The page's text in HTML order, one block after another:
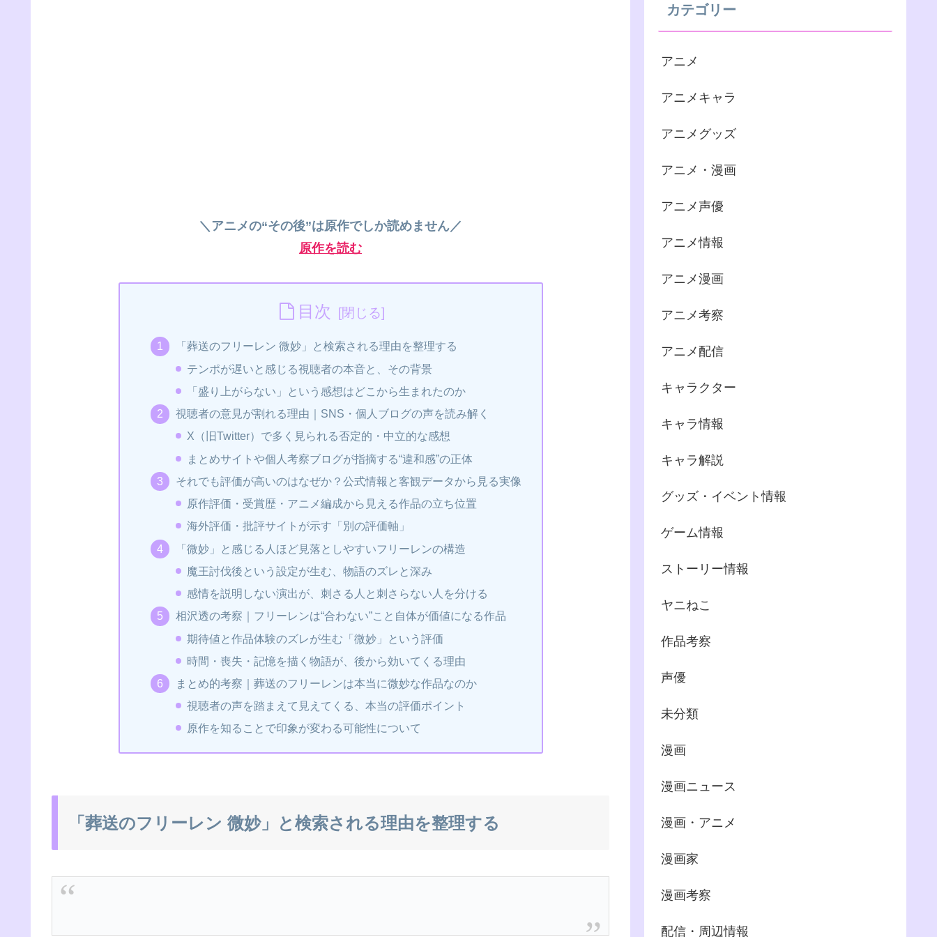
＼アニメの“その後”は原作でしか読めません／
原作を読む
目次
「葬送のフリーレン 微妙」と検索される理由を整理する
テンポが遅いと感じる視聴者の本音と、その背景
「盛り上がらない」という感想はどこから生まれたのか
視聴者の意見が割れる理由｜SNS・個人ブログの声を読み解く
X（旧Twitter）で多く見られる否定的・中立的な感想
まとめサイトや個人考察ブログが指摘する“違和感”の正体
それでも評価が高いのはなぜか？公式情報と客観データから見る実像
原作評価・受賞歴・アニメ編成から見える作品の立ち位置
海外評価・批評サイトが示す「別の評価軸」
「微妙」と感じる人ほど見落としやすいフリーレンの構造
魔王討伐後という設定が生む、物語のズレと深み
感情を説明しない演出が、刺さる人と刺さらない人を分ける
相沢透の考察｜フリーレンは“合わない”こと自体が価値になる作品
期待値と作品体験のズレが生む「微妙」という評価
時間・喪失・記憶を描く物語が、後から効いてくる理由
まとめ的考察｜葬送のフリーレンは本当に微妙な作品なのか
視聴者の声を踏まえて見えてくる、本当の評価ポイント
原作を知ることで印象が変わる可能性について
「葬送のフリーレン 微妙」と検索される理由を整理する
カテゴリー
アニメ
アニメキャラ
アニメグッズ
アニメ・漫画
アニメ声優
アニメ情報
アニメ漫画
アニメ考察
アニメ配信
キャラクター
キャラ情報
キャラ解説
グッズ・イベント情報
ゲーム情報
ストーリー情報
ヤニねこ
作品考察
声優
未分類
漫画
漫画ニュース
漫画・アニメ
漫画家
漫画考察
配信・周辺情報